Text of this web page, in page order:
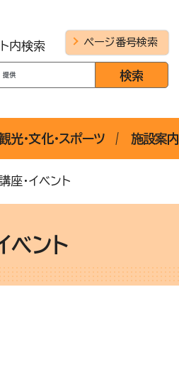
内検索 ページ番号検索
光・文化・スポーツ 施設案内
座・イベント
ベント